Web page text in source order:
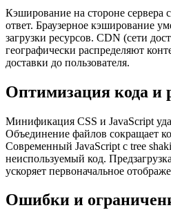
Кэширование на стороне сервера
ответ. Браузерное кэширование
загрузки ресурсов. CDN (сети
географически распределяют
доставки до пользователя.
Оптимизация кода и
Минификация CSS и JavaScript
Объединение файлов сокращает
Современный JavaScript с tree
неиспользуемый код.
ускоряет первоначальное
Ошибки и